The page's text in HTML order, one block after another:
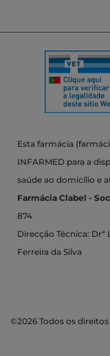
Esta farmácia
INFARMED para a
saúde ao domicílio e
Farmácia Clabel -
874
Direcção Técnica:
Ferreira da Silva
©2026 Todos os